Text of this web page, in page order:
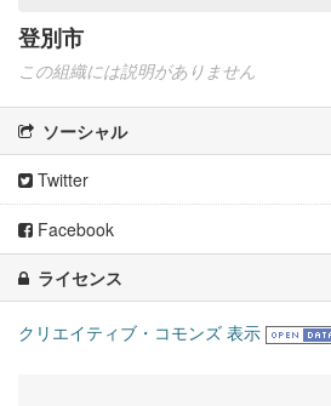
登別市
この組織には説明がありません
ソーシャル
Twitter
Facebook
ライセンス
クリエイティブ・コモンズ 表示